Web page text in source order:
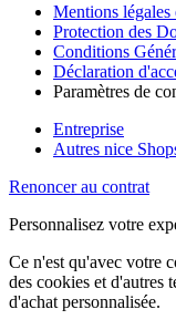
Mentions
Protection des
Conditions
Déclaration
Paramètres de
Entreprise
Autres nice
Renoncer au contrat
Personnalisez votre
Ce n'est qu'avec votre
des cookies et d'autres
d'achat personnalisée.